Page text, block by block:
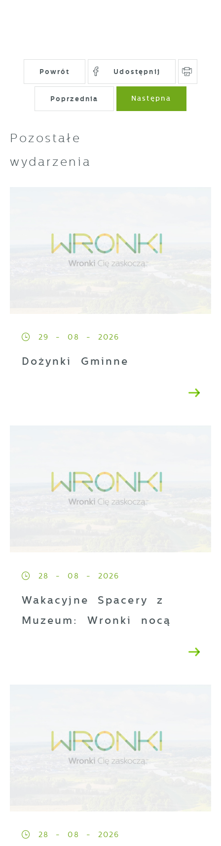
Powrót Udostępnij
Poprzednia Następna
Pozostałe
wydarzenia
29 - 08 - 2026
Dożynki Gminne
28 - 08 - 2026
Wakacyjne Spacery z
Muzeum: Wronki nocą
28 - 08 - 2026